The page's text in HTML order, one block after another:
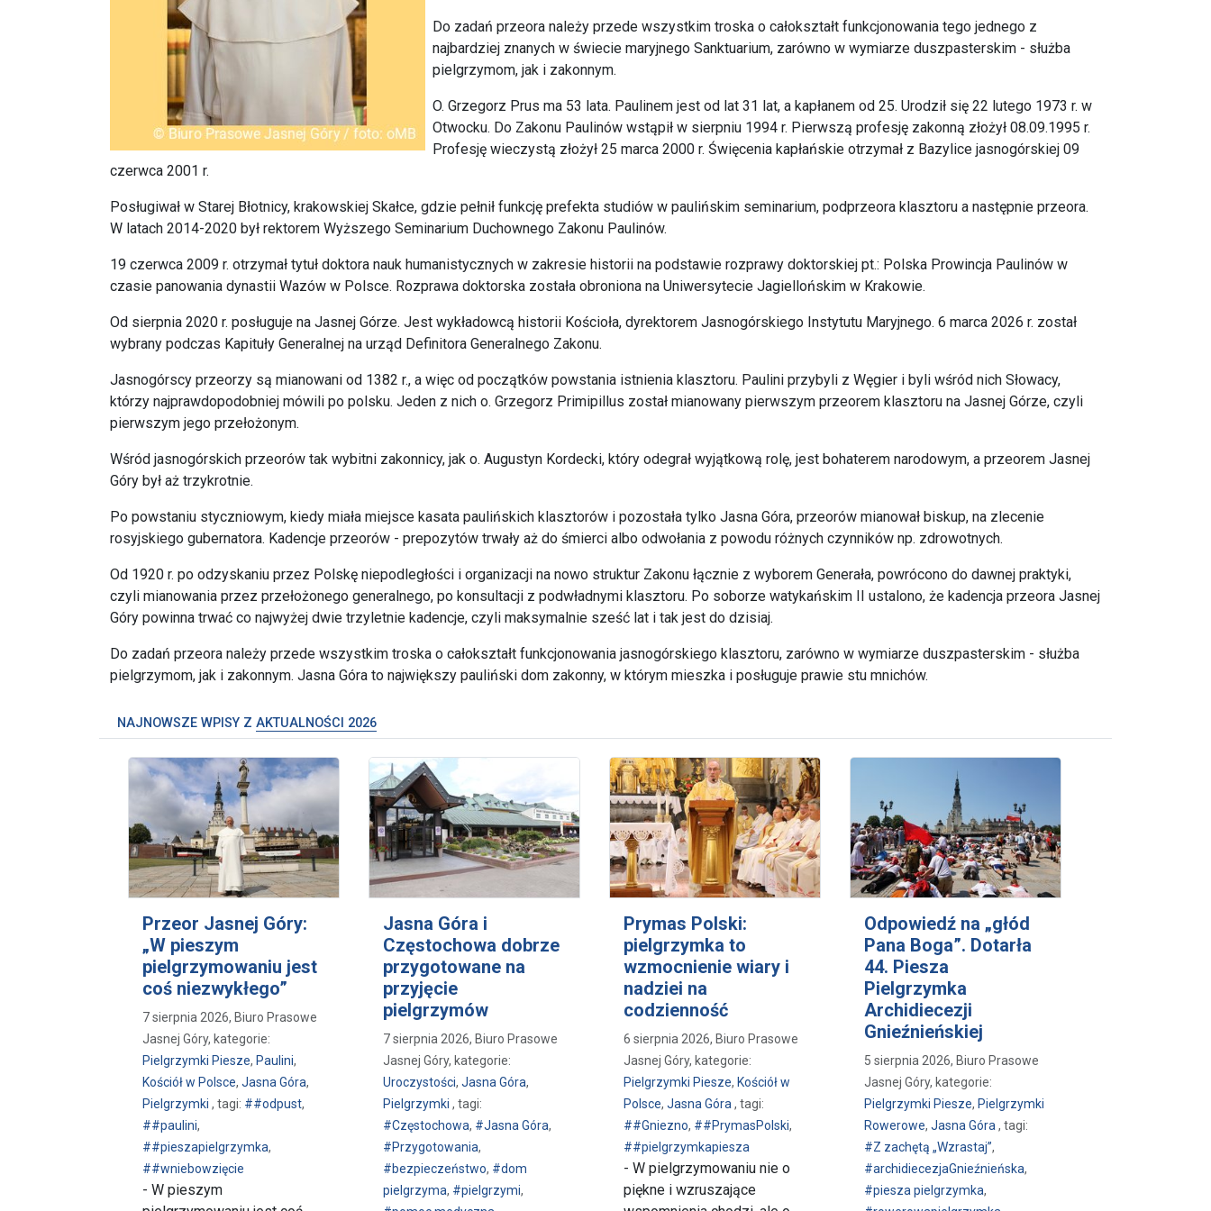
Do zadań przeora należy przede wszystkim troska o całokształt funkcjonowania tego jednego z
najbardziej znanych w świecie maryjnego Sanktuarium, zarówno w wymiarze duszpasterskim - służba
pielgrzymom, jak i zakonnym.
O. Grzegorz Prus ma 53 lata. Paulinem jest od lat 31 lat, a kapłanem od 25. Urodził się 22 lutego 1973 r. w
Otwocku. Do Zakonu Paulinów wstąpił w sierpniu 1994 r. Pierwszą profesję zakonną złożył 08.09.1995 r.
Profesję wieczystą złożył 25 marca 2000 r. Święcenia kapłańskie otrzymał z Bazylice jasnogórskiej 09
czerwca 2001 r.
Posługiwał w Starej Błotnicy, krakowskiej Skałce, gdzie pełnił funkcję prefekta studiów w paulińskim seminarium, podprzeora klasztoru a następnie przeora.
W latach 2014-2020 był rektorem Wyższego Seminarium Duchownego Zakonu Paulinów.
19 czerwca 2009 r. otrzymał tytuł doktora nauk humanistycznych w zakresie historii na podstawie rozprawy doktorskiej pt.: Polska Prowincja Paulinów w
czasie panowania dynastii Wazów w Polsce. Rozprawa doktorska została obroniona na Uniwersytecie Jagiellońskim w Krakowie.
Od sierpnia 2020 r. posługuje na Jasnej Górze. Jest wykładowcą historii Kościoła, dyrektorem Jasnogórskiego Instytutu Maryjnego. 6 marca 2026 r. został
wybrany podczas Kapituły Generalnej na urząd Definitora Generalnego Zakonu.
Jasnogórscy przeorzy są mianowani od 1382 r., a więc od początków powstania istnienia klasztoru. Paulini przybyli z Węgier i byli wśród nich Słowacy,
którzy najprawdopodobniej mówili po polsku. Jeden z nich o. Grzegorz Primipillus został mianowany pierwszym przeorem klasztoru na Jasnej Górze, czyli
pierwszym jego przełożonym.
Wśród jasnogórskich przeorów tak wybitni zakonnicy, jak o. Augustyn Kordecki, który odegrał wyjątkową rolę, jest bohaterem narodowym, a przeorem Jasnej
Góry był aż trzykrotnie.
Po powstaniu styczniowym, kiedy miała miejsce kasata paulińskich klasztorów i pozostała tylko Jasna Góra, przeorów mianował biskup, na zlecenie
rosyjskiego gubernatora. Kadencje przeorów - prepozytów trwały aż do śmierci albo odwołania z powodu różnych czynników np. zdrowotnych.
Od 1920 r. po odzyskaniu przez Polskę niepodległości i organizacji na nowo struktur Zakonu łącznie z wyborem Generała, powrócono do dawnej praktyki,
czyli mianowania przez przełożonego generalnego, po konsultacji z podwładnymi klasztoru. Po soborze watykańskim II ustalono, że kadencja przeora Jasnej
Góry powinna trwać co najwyżej dwie trzyletnie kadencje, czyli maksymalnie sześć lat i tak jest do dzisiaj.
Do zadań przeora należy przede wszystkim troska o całokształt funkcjonowania jasnogórskiego klasztoru, zarówno w wymiarze duszpasterskim - służba
pielgrzymom, jak i zakonnym. Jasna Góra to największy pauliński dom zakonny, w którym mieszka i posługuje prawie stu mnichów.
NAJNOWSZE WPISY Z AKTUALNOŚCI 2026
Przeor Jasnej Góry:
„W pieszym
pielgrzymowaniu jest
coś niezwykłego”
7 sierpnia 2026, Biuro Prasowe
Jasnej Góry, kategorie:
Pielgrzymki Piesze, Paulini,
Kościół w Polsce, Jasna Góra,
Pielgrzymki , tagi: ##odpust,
##paulini,
##pieszapielgrzymka,
##wniebowzięcie
- W pieszym
Jasna Góra i
Częstochowa dobrze
przygotowane na
przyjęcie
pielgrzymów
7 sierpnia 2026, Biuro Prasowe
Jasnej Góry, kategorie:
Uroczystości, Jasna Góra,
Pielgrzymki , tagi:
#Częstochowa, #Jasna Góra,
#Przygotowania,
#bezpieczeństwo, #dom
pielgrzyma, #pielgrzymi,
Prymas Polski:
pielgrzymka to
wzmocnienie wiary i
nadziei na
codzienność
6 sierpnia 2026, Biuro Prasowe
Jasnej Góry, kategorie:
Pielgrzymki Piesze, Kościół w
Polsce, Jasna Góra, tagi:
##Gniezno, ##PrymasPolski,
##pielgrzymkapiesza
- W pielgrzymowaniu nie o
piękne i wzruszające
Odpowiedź na „głód
Pana Boga”. Dotarła
44. Piesza
Pielgrzymka
Archidiecezji
Gnieźnieńskiej
5 sierpnia 2026, Biuro Prasowe
Jasnej Góry, kategorie:
Pielgrzymki Piesze, Pielgrzymki
Rowerowe, Jasna Góra, tagi:
#Z zachętą „Wzrastaj”,
#archidiecezjaGnieźnieńska,
#piesza pielgrzymka,